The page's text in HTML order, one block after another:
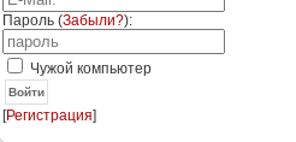
Пароль (Забыли?):
Чужой компьютер
Войти
[Регистрация]